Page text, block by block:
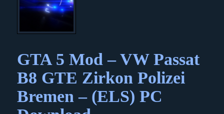
GTA 5 Mod – VW Passat
B8 GTE Zirkon Polizei
Bremen – (ELS) PC